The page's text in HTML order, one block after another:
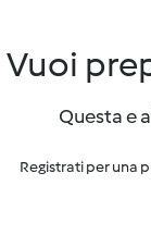
Vuoi
Questa e
Registrati per una